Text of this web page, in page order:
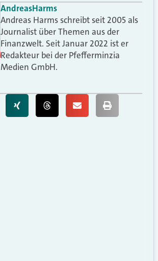
AndreasHarms
Andreas Harms schreibt seit 2005 als
Journalist über Themen aus der
Finanzwelt. Seit Januar 2022 ist er
Redakteur bei der Pfefferminzia
Medien GmbH.